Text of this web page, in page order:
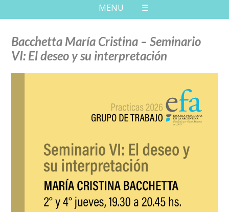
MENU ☰
Bacchetta María Cristina – Seminario
VI: El deseo y su interpretación